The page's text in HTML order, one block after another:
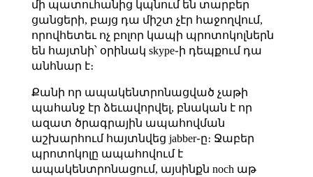
մի պատուհանից կպնում են տարբեր
ցանցերի, բայց դա միշտ չէր հաջողվում,
որովհետեւ ոչ բոլոր կապի պրոտոկոլներն
են հայտնի՝ օրինակ skype֊ի դեպքում դա
անհնար է։
Քանի որ ապակենտրոնացված չաթի
պահանջ էր ձեւավորվել, բնական է որ
ազատ ծրագրային ապահովման
աշխարհում հայտնվեց jabber֊ը։ Ջաբեր
պրոտոկոլը ապահովում է
ապակենտրոնացում, այսինքն noch աթ